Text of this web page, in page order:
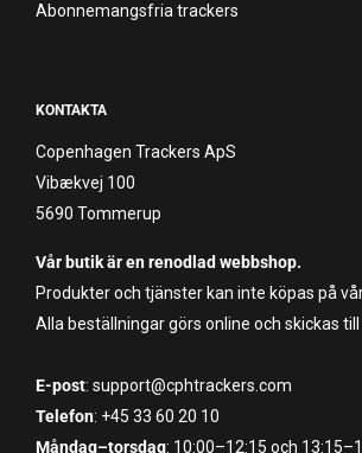
Abonnemangsfria trackers
KONTAKTA
Copenhagen Trackers ApS
Vibækvej 100
5690 Tommerup
Vår butik är en renodlad webbshop.
Produkter och tjänster kan inte köpas på
Alla beställningar görs online och skickas till
E-post: support@cphtrackers.com
Telefon: +45 33 60 20 10
Måndag–torsdag: 10:00–12:15 och